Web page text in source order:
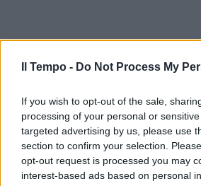
Il Tempo - Do Not Process My
If you wish to opt-out of the sale,
processing of your personal or
targeted advertising by us, please use
section to confirm your selection.
opt-out request is processed you may
interest-based ads based on personal